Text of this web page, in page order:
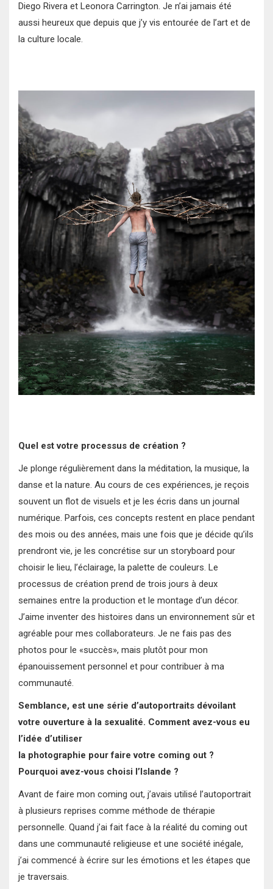
Diego Rivera et Leonora Carrington. Je n’ai jamais été
aussi heureux que depuis que j’y vis entourée de l’art et de
la culture locale.
Quel est votre processus de création ?
Je plonge régulièrement dans la méditation, la musique, la
danse et la nature. Au cours de ces expériences, je reçois
souvent un flot de visuels et je les écris dans un journal
numérique. Parfois, ces concepts restent en place pendant
des mois ou des années, mais une fois que je décide qu’ils
prendront vie, je les concrétise sur un storyboard pour
choisir le lieu, l’éclairage, la palette de couleurs. Le
processus de création prend de trois jours à deux
semaines entre la production et le montage d’un décor.
J’aime inventer des histoires dans un environnement sûr et
agréable pour mes collaborateurs. Je ne fais pas des
photos pour le «succès», mais plutôt pour mon
épanouissement personnel et pour contribuer à ma
communauté.
Semblance, est une série d’autoportraits dévoilant
votre ouverture à la sexualité. Comment avez-vous eu
l’idée d’utiliser
la photographie pour faire votre coming out ?
Pourquoi avez-vous choisi l’Islande ?
Avant de faire mon coming out, j’avais utilisé l’autoportrait
à plusieurs reprises comme méthode de thérapie
personnelle. Quand j’ai fait face à la réalité du coming out
dans une communauté religieuse et une société inégale,
j’ai commencé à écrire sur les émotions et les étapes que
je traversais.